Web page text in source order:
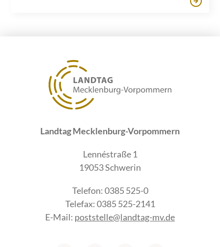
Landtag Mecklenburg-Vorpommern
Lennéstraße 1
19053 Schwerin
Telefon: 0385 525-0
Telefax: 0385 525-2141
E-Mail: poststelle@landtag-mv.de